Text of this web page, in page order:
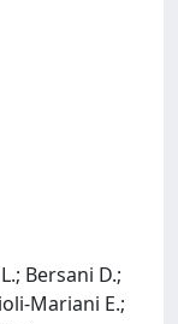
Bersani D.;
Mariani E.;